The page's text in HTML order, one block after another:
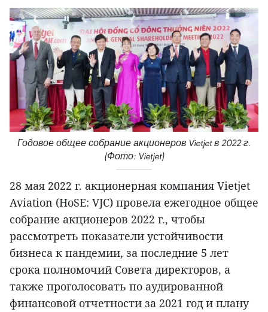
Годовое общее собрание акционеров Vietjet в 2022 г.
(Фото: Vietjet)
28 мая 2022 г. акционерная компания Vietjet
Aviation (HoSE: VJC) провела ежегодное общее
собрание акционеров 2022 г., чтобы
рассмотреть показатели устойчивости
бизнеса к пандемии, за последние 5 лет
срока полномочий Совета директоров, а
также проголосовать по аудированной
финансовой отчетности за 2021 год и плану